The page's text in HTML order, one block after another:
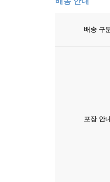
배송 구
포장 안